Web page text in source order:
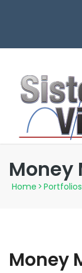
Money
Home > Portfolios
Money